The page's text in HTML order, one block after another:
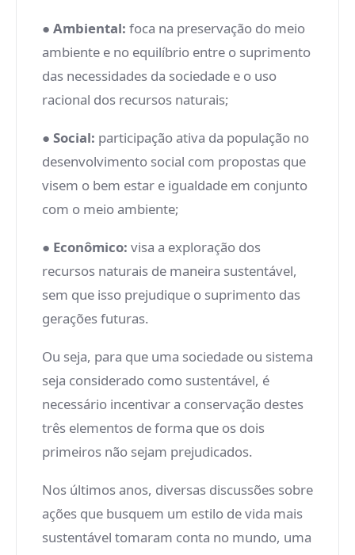
● Ambiental: foca na preservação do meio
ambiente e no equilíbrio entre o suprimento
das necessidades da sociedade e o uso
racional dos recursos naturais;
● Social: participação ativa da população no
desenvolvimento social com propostas que
visem o bem estar e igualdade em conjunto
com o meio ambiente;
● Econômico: visa a exploração dos
recursos naturais de maneira sustentável,
sem que isso prejudique o suprimento das
gerações futuras.
Ou seja, para que uma sociedade ou sistema
seja considerado como sustentável, é
necessário incentivar a conservação destes
três elementos de forma que os dois
primeiros não sejam prejudicados.
Nos últimos anos, diversas discussões sobre
ações que busquem um estilo de vida mais
sustentável tomaram conta no mundo, uma